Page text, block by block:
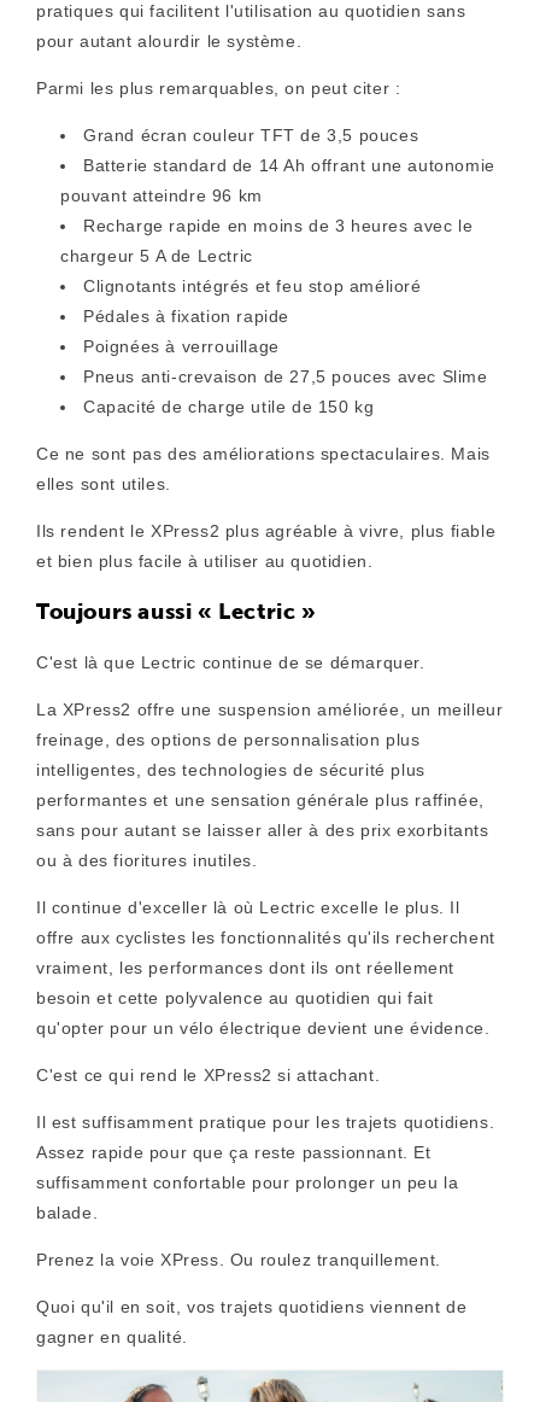
pratiques qui facilitent l'utilisation au quotidien sans
pour autant alourdir le système.
Parmi les plus remarquables, on peut citer :
Grand écran couleur TFT de 3,5 pouces
Batterie standard de 14 Ah offrant une autonomie
pouvant atteindre 96 km
Recharge rapide en moins de 3 heures avec le
chargeur 5 A de Lectric
Clignotants intégrés et feu stop amélioré
Pédales à fixation rapide
Poignées à verrouillage
Pneus anti-crevaison de 27,5 pouces avec Slime
Capacité de charge utile de 150 kg
Ce ne sont pas des améliorations spectaculaires. Mais
elles sont utiles.
Ils rendent le XPress2 plus agréable à vivre, plus fiable
et bien plus facile à utiliser au quotidien.
Toujours aussi « Lectric »
C'est là que Lectric continue de se démarquer.
La XPress2 offre une suspension améliorée, un meilleur
freinage, des options de personnalisation plus
intelligentes, des technologies de sécurité plus
performantes et une sensation générale plus raffinée,
sans pour autant se laisser aller à des prix exorbitants
ou à des fioritures inutiles.
Il continue d'exceller là où Lectric excelle le plus. Il
offre aux cyclistes les fonctionnalités qu'ils recherchent
vraiment, les performances dont ils ont réellement
besoin et cette polyvalence au quotidien qui fait
qu'opter pour un vélo électrique devient une évidence.
C'est ce qui rend le XPress2 si attachant.
Il est suffisamment pratique pour les trajets quotidiens.
Assez rapide pour que ça reste passionnant. Et
suffisamment confortable pour prolonger un peu la
balade.
Prenez la voie XPress. Ou roulez tranquillement.
Quoi qu'il en soit, vos trajets quotidiens viennent de
gagner en qualité.